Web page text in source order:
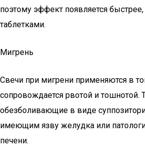
поэтому эффект появляется
таблетками.
Мигрень
Свечи при мигрени применяются в
сопровождается рвотой и тошнотой.
обезболивающие в виде
имеющим язву желудка или
печени.